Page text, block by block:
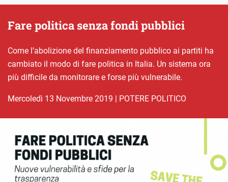
Fare politica senza fondi pubblici
Come l’abolizione del finanziamento pubblico ai partiti ha
cambiato il modo di fare politica in Italia. Un sistema ora
più difficile da monitorare e forse più vulnerabile.
mercoledì 13 Novembre 2019 | POTERE POLITICO